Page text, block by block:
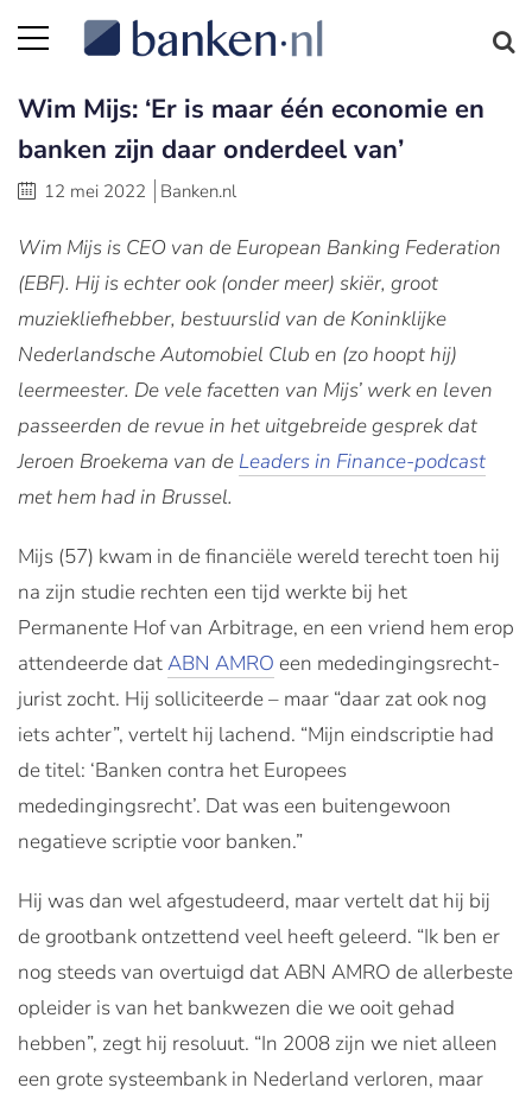
Wim Mijs: ‘Er is maar één economie en
banken zijn daar onderdeel van’
12 mei 2022 Banken.nl
Wim Mijs is CEO van de European Banking Federation
(EBF). Hij is echter ook (onder meer) skiër, groot
muziekliefhebber, bestuurslid van de Koninklijke
Nederlandsche Automobiel Club en (zo hoopt hij)
leermeester. De vele facetten van Mijs’ werk en leven
passeerden de revue in het uitgebreide gesprek dat
Jeroen Broekema van de Leaders in Finance-podcast
met hem had in Brussel.
Mijs (57) kwam in de financiële wereld terecht toen hij
na zijn studie rechten een tijd werkte bij het
Permanente Hof van Arbitrage, en een vriend hem erop
attendeerde datABN AMRO een mededingingsrecht-
jurist zocht. Hij solliciteerde – maar “daar zat ook nog
iets achter”, vertelt hij lachend. “Mijn eindscriptie had
de titel: ‘Banken contra het Europees
mededingingsrecht’. Dat was een buitengewoon
negatieve scriptie voor banken.”
Hij was dan wel afgestudeerd, maar vertelt dat hij bij
de grootbank ontzettend veel heeft geleerd. “Ik ben er
nog steeds van overtuigd dat ABN AMRO de allerbeste
opleider is van het bankwezen die we ooit gehad
hebben”, zegt hij resoluut. “In 2008 zijn we niet alleen
een grote systeembank in Nederland verloren, maar